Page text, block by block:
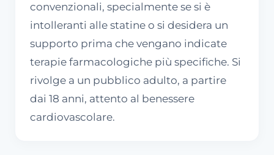
convenzionali, specialmente se si è
intolleranti alle statine o si desidera un
supporto prima che vengano indicate
terapie farmacologiche più specifiche. Si
rivolge a un pubblico adulto, a partire
dai 18 anni, attento al benessere
cardiovascolare.